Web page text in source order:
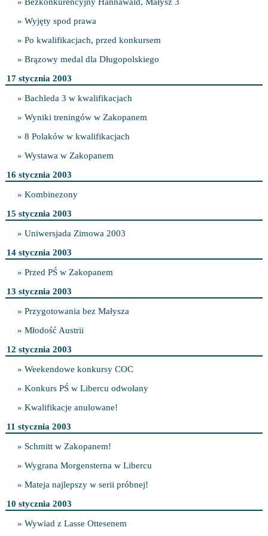
» Wyjęty spod prawa
» Po kwalifikacjach, przed konkursem
» Brązowy medal dla Długopolskiego
17 stycznia 2003
» Bachleda 3 w kwalifikacjach
» Wyniki treningów w Zakopanem
» 8 Polaków w kwalifikacjach
» Wystawa w Zakopanem
16 stycznia 2003
» Kombinezony
15 stycznia 2003
» Uniwersjada Zimowa 2003
14 stycznia 2003
» Przed PŚ w Zakopanem
13 stycznia 2003
» Przygotowania bez Małysza
» Młodość Austrii
12 stycznia 2003
» Weekendowe konkursy COC
» Konkurs PŚ w Libercu odwołany
» Kwalifikacje anulowane!
11 stycznia 2003
» Schmitt w Zakopanem!
» Wygrana Morgensterna w Libercu
» Mateja najlepszy w serii próbnej!
10 stycznia 2003
» Wywiad z Lasse Ottesenem